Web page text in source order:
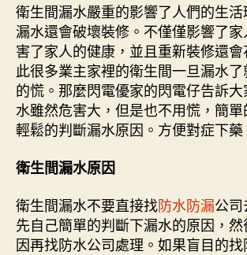
衛生間漏水嚴重的影響了人們的生
漏水還會破壞裝修。不僅僅影響了
害了家人的健康，並且重新裝修還
此很多業主家裡的衛生間一旦漏水
的慌。那麼閃電優家的閃電仔告訴
水雖然危害大，但是也不用慌，簡
輕鬆的判斷漏水原因。方便對症下藥
衛生間漏水原因
衛生間漏水不要直接找防水防漏公
先自己簡單的判斷下漏水的原因，
因再找防水公司處理。如果盲目的